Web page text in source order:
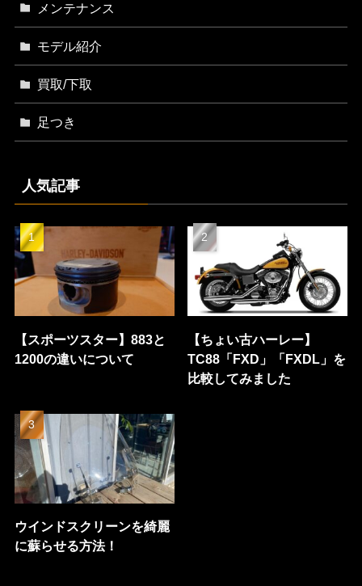
メンテナンス
モデル紹介
買取/下取
足つき
人気記事
【スポーツスター】883と
1200の違いについて
【ちょい古ハーレー】
TC88「FXD」「FXDL」を
比較してみました
ウインドスクリーンを綺麗
に蘇らせる方法！